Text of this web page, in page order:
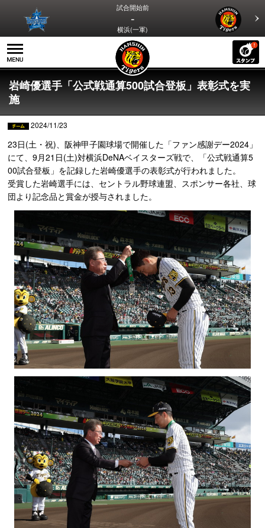
試合開始前
-
横浜(一軍)
岩崎優選手「公式戦通算500試合登板」表彰式を実
施
2024/11/23
23日(土・祝)、阪神甲子園球場で開催した「ファン感謝デー2024」
にて、9月21日(土)対横浜DeNAベイスターズ戦で、「公式戦通算5
00試合登板」を記録した岩崎優選手の表彰式が行われました。
受賞した岩崎選手には、セントラル野球連盟、スポンサー各社、球
団より記念品と賞金が授与されました。